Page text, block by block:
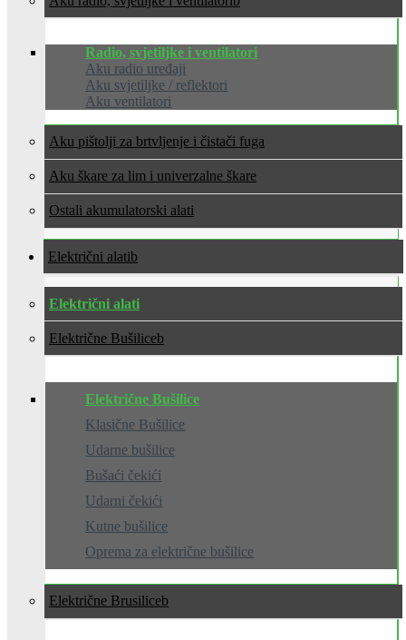
Radio, svjetiljke i ventilatori
Aku radio uređaji
Aku svjetiljke / reflektori
Aku ventilatori
Aku pištolji za brtvljenje i čistači fuga
Aku škare za lim i univerzalne škare
Ostali akumulatorski alati
Električni alati
Električni alati
Električne Bušilice
Električne Bušilice
Klasične Bušilice
Udarne bušilice
Bušaći čekići
Udarni čekići
Kutne bušilice
Oprema za električne bušilice
Električne Brusilice